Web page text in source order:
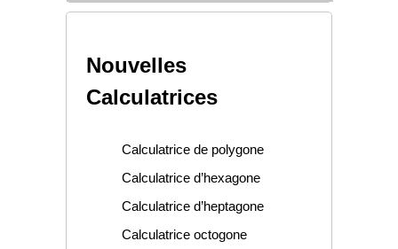
Nouvelles
Calculatrices
Calculatrice de polygone
Calculatrice d’hexagone
Calculatrice d’heptagone
Calculatrice octogone